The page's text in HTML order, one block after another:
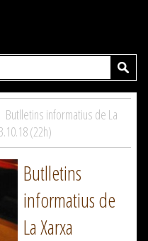
Butlletins informatius de La
(22h)
Butlletins
informatius de
La Xarxa